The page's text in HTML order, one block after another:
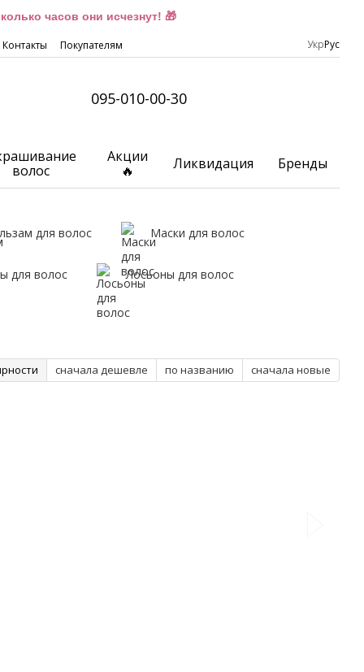
часов они исчезнут! 🎁
Контакты Покупателям УкрРус
095-010-00-30
волос
Акции
🔥
Ликвидация Бренды
для волос Маски для волос
для волос Лосьоны для волос
сначала дешевле по названию сначала новые